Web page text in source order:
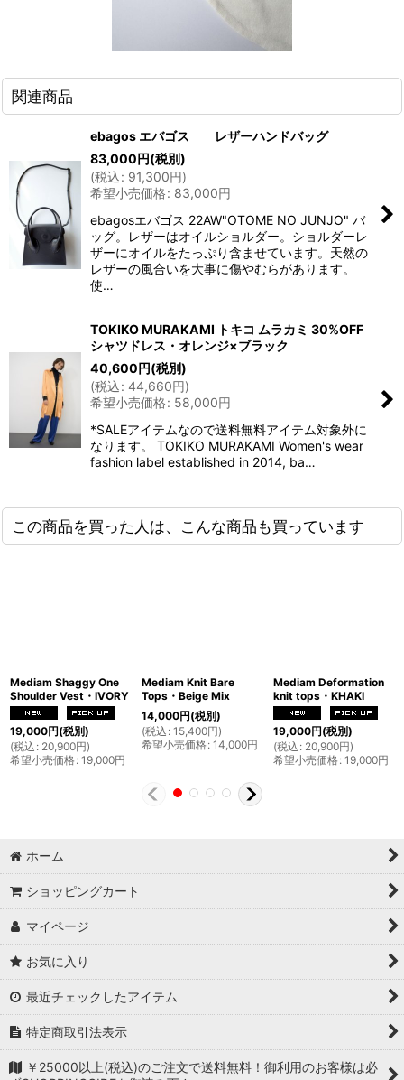
関連商品
ebagos エバゴス レザーハンドバッグ
83,000円(税別)
(税込: 91,300円)
希望小売価格: 83,000円
ebagosエバゴス 22AW"OTOME NO JUNJO" バ
ッグ。レザーはオイルショルダー。ショルダーレ
ザーにオイルをたっぷり含ませています。天然の
レザーの風合いを大事に傷やむらがあります。
使…
TOKIKO MURAKAMI トキコ ムラカミ 30%OFF
シャツドレス・オレンジ×ブラック
40,600円(税別)
(税込: 44,660円)
希望小売価格: 58,000円
*SALEアイテムなので送料無料アイテム対象外に
なります。 TOKIKO MURAKAMI Women's wear
fashion label established in 2014, ba…
この商品を買った人は、こんな商品も買っています
Mediam Shaggy One
Shoulder Vest・IVORY
19,000円(税別)
(税込 : 20,900円)
希望小売価格: 19,000円
Mediam Knit Bare
Tops・Beige Mix
14,000円(税別)
(税込 : 15,400円)
希望小売価格: 14,000円
Mediam Deformation
knit tops・KHAKI
19,000円(税別)
(税込 : 20,900円)
希望小売価格: 19,000円
ホーム
ショッピングカート
マイページ
お気に入り
最近チェックしたアイテム
特定商取引法表示
￥25000以上(税込)のご注文で送料無料！御利用のお客様は必